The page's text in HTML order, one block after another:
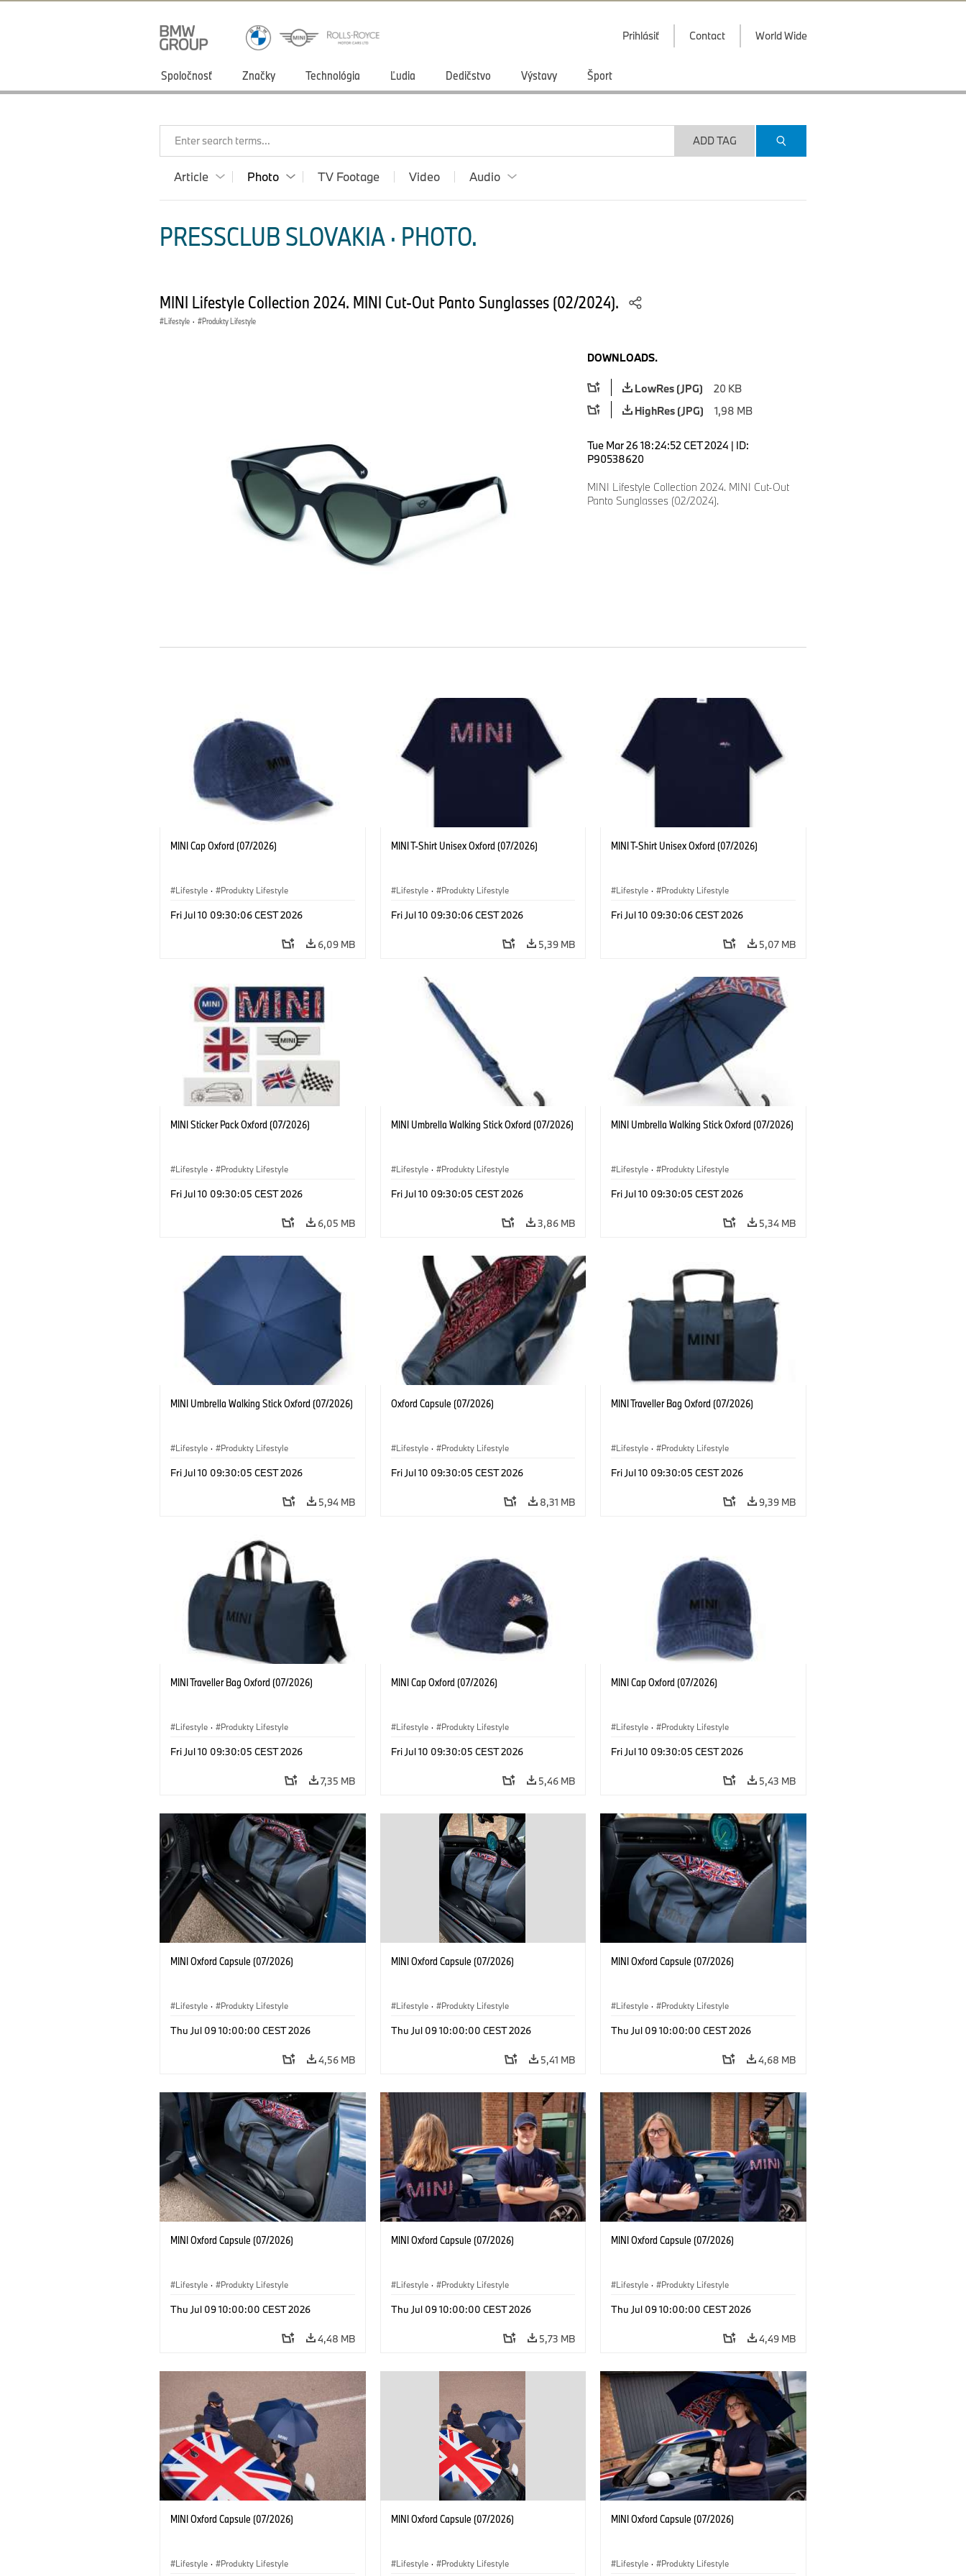
Prihlásiť Contact World Wide
Spoločnosť Značky Technológia Ľudia Dedičstvo Výstavy Šport
Enter search terms... ADD TAG
Article Photo TV Footage Video Audio
PRESSCLUB SLOVAKIA · PHOTO.
MINI Lifestyle Collection 2024. MINI Cut-Out Panto Sunglasses (02/2024).
Lifestyle · Produkty Lifestyle
DOWNLOADS.
LowRes (JPG)
20 KB
HighRes (JPG)
1,98 MB
Tue Mar 26 18:24:52 CET 2024 | ID:
P90538620
MINI Lifestyle Collection 2024. MINI Cut-Out
Panto Sunglasses (02/2024).
MINI Cap Oxford (07/2026)
Lifestyle · Produkty Lifestyle
Fri Jul 10 09:30:06 CEST 2026
6,09 MB
MINI T-Shirt Unisex Oxford (07/2026)
Lifestyle · Produkty Lifestyle
Fri Jul 10 09:30:06 CEST 2026
5,39 MB
MINI T-Shirt Unisex Oxford (07/2026)
Lifestyle · Produkty Lifestyle
Fri Jul 10 09:30:06 CEST 2026
5,07 MB
MINI Sticker Pack Oxford (07/2026)
Lifestyle · Produkty Lifestyle
Fri Jul 10 09:30:05 CEST 2026
6,05 MB
MINI Umbrella Walking Stick Oxford (07/2026)
Lifestyle · Produkty Lifestyle
Fri Jul 10 09:30:05 CEST 2026
3,86 MB
MINI Umbrella Walking Stick Oxford (07/2026)
Lifestyle · Produkty Lifestyle
Fri Jul 10 09:30:05 CEST 2026
5,34 MB
MINI Umbrella Walking Stick Oxford (07/2026)
Lifestyle · Produkty Lifestyle
Fri Jul 10 09:30:05 CEST 2026
5,94 MB
Oxford Capsule (07/2026)
Lifestyle · Produkty Lifestyle
Fri Jul 10 09:30:05 CEST 2026
8,31 MB
MINI Traveller Bag Oxford (07/2026)
Lifestyle · Produkty Lifestyle
Fri Jul 10 09:30:05 CEST 2026
9,39 MB
MINI Traveller Bag Oxford (07/2026)
Lifestyle · Produkty Lifestyle
Fri Jul 10 09:30:05 CEST 2026
7,35 MB
MINI Cap Oxford (07/2026)
Lifestyle · Produkty Lifestyle
Fri Jul 10 09:30:05 CEST 2026
5,46 MB
MINI Cap Oxford (07/2026)
Lifestyle · Produkty Lifestyle
Fri Jul 10 09:30:05 CEST 2026
5,43 MB
MINI Oxford Capsule (07/2026)
Lifestyle · Produkty Lifestyle
Thu Jul 09 10:00:00 CEST 2026
4,56 MB
MINI Oxford Capsule (07/2026)
Lifestyle · Produkty Lifestyle
Thu Jul 09 10:00:00 CEST 2026
5,41 MB
MINI Oxford Capsule (07/2026)
Lifestyle · Produkty Lifestyle
Thu Jul 09 10:00:00 CEST 2026
4,68 MB
MINI Oxford Capsule (07/2026)
Lifestyle · Produkty Lifestyle
Thu Jul 09 10:00:00 CEST 2026
4,48 MB
MINI Oxford Capsule (07/2026)
Lifestyle · Produkty Lifestyle
Thu Jul 09 10:00:00 CEST 2026
5,73 MB
MINI Oxford Capsule (07/2026)
Lifestyle · Produkty Lifestyle
Thu Jul 09 10:00:00 CEST 2026
4,49 MB
MINI Oxford Capsule (07/2026)
Lifestyle · Produkty Lifestyle
MINI Oxford Capsule (07/2026)
Lifestyle · Produkty Lifestyle
MINI Oxford Capsule (07/2026)
Lifestyle · Produkty Lifestyle